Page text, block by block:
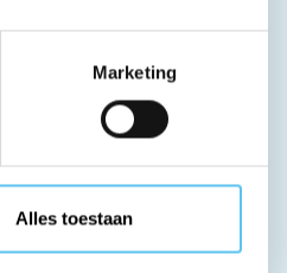
Marketing
Alles toestaan
op.